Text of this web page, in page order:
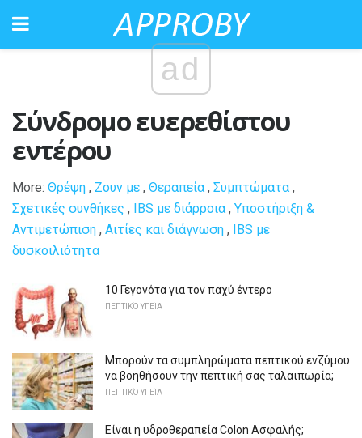
ad
Σύνδρομο ευερεθίστου
εντέρου
More: Θρέψη , Ζουν με , Θεραπεία , Συμπτώματα ,
Σχετικές συνθήκες , IBS με διάρροια , Υποστήριξη &
Αντιμετώπιση , Αιτίες και διάγνωση , IBS με
δυσκοιλιότητα
10 Γεγονότα για τον παχύ έντερο
ΠΕΠΤΙΚΌ ΥΓΕΊΑ
Μπορούν τα συμπληρώματα πεπτικού ενζύμου
να βοηθήσουν την πεπτική σας ταλαιπωρία;
ΠΕΠΤΙΚΌ ΥΓΕΊΑ
Είναι η υδροθεραπεία Colon Ασφαλής;